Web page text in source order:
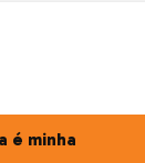
é minha